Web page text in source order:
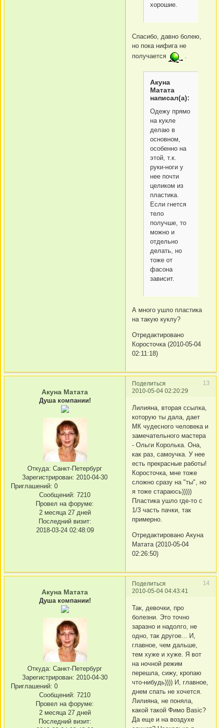
хорошие.
Спасибо, давно болею,
но пока нифига не
получается
Акуна
Матата
написал(а):
Одежу прямо
на кукле
делаю в
основном,
особенно на
этой, т.к.
руки-ноги у
нее почти
целиком из
пластика.
Если гнется
тело
получше, то
можно и
отдельно
делать, но
тоже от
фасона
зависит.
А много ушло пластика
на такую куклу?
Отредактировано
Коросточка (2010-05-04
02:11:18)
Поделиться
13
2010-05-04 02:20:29
Акуна Матата
Душа компании!
Откуда: Санкт-Петербург
Зарегистрирован: 2010-04-30
Приглашений: 0
Сообщений: 7210
Провел на форуме:
2 месяца 27 дней
Последний визит:
2018-03-24 02:48:09
Лилияна, вторая ссылка,
которую ты дала, дает
МК чудесного человека и
замечательного мастера
- Ольги Королька. Она,
как раз, самоучка. У нее
есть прекрасные работы!
Коросточка, мне тоже
сложно сразу на "ты", но
я тоже стараюсь)))))
Пластика ушло где-то с
1/3 часть пачки, так
примерно.
Отредактировано Акуна
Матата (2010-05-04
02:26:50)
Поделиться
14
2010-05-04 04:43:41
Акуна Матата
Душа компании!
Откуда: Санкт-Петербург
Зарегистрирован: 2010-04-30
Приглашений: 0
Сообщений: 7210
Провел на форуме:
2 месяца 27 дней
Последний визит:
Так, девочки, про
болезни. Это точно
заразно и надолго, не
одно, так другое... И,
главное, чем дальше,
тем хуже и хуже. Я вот
на ночной режим
перешла, сижу, кропаю
что-нибудь)))) И, главное,
днем спать не хочется.
Лилияна, не поняла,
какой такой Фимо Basic?
Да еще и на воздухе